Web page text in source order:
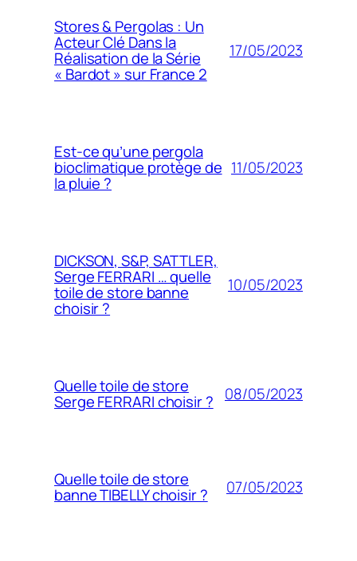
Stores & Pergolas : Un
Acteur Clé Dans la
Réalisation de la Série
« Bardot » sur France 2
17/05/2023
Est-ce qu’une pergola
bioclimatique protège de
la pluie ?
11/05/2023
DICKSON, S&P, SATTLER,
Serge FERRARI … quelle
toile de store banne
choisir ?
10/05/2023
Quelle toile de store
Serge FERRARI choisir ? 08/05/2023
Quelle toile de store
banne TIBELLY choisir ? 07/05/2023